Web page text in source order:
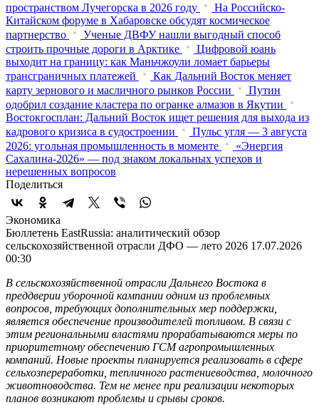
пространством Лучегорска в 2026 году
На Российско-
Китайском форуме в Хабаровске обсудят космическое
партнерство
Ученые ДВФУ нашли выгодный способ
строить прочные дороги в Арктике
Цифровой юань
выходит на границу: как Маньчжоули ломает барьеры
трансграничных платежей
Как Дальний Восток меняет
карту зернового и масличного рынков России
Путин
одобрил создание кластера по огранке алмазов в Якутии
Востокгосплан: Дальний Восток ищет решения для выхода из
кадрового кризиса в судостроении
Пульс угля — 3 августа
2026: угольная промышленность в моменте
«Энергия
Сахалина-2026» — под знаком локальных успехов и
нерешенных вопросов
Поделиться
Экономика
Бюллетень EastRussia: аналитический обзор
сельскохозяйственной отрасли ДФО — лето 2026 17.07.2026
00:30
В сельскохозяйственной отрасли Дальнего Востока в
преддверии уборочной кампании одним из проблемных
вопросов, требующих дополнительных мер поддержки,
является обеспечение производителей топливом. В связи с
этим региональными властями прорабатываются меры по
приоритетному обеспечению ГСМ агропромышленных
компаний. Новые проекты планируется реализовать в сфере
сельхозпереработки, тепличного растениеводства, молочного
животноводства. Тем не менее при реализации некоторых
планов возникают проблемы и срывы сроков.